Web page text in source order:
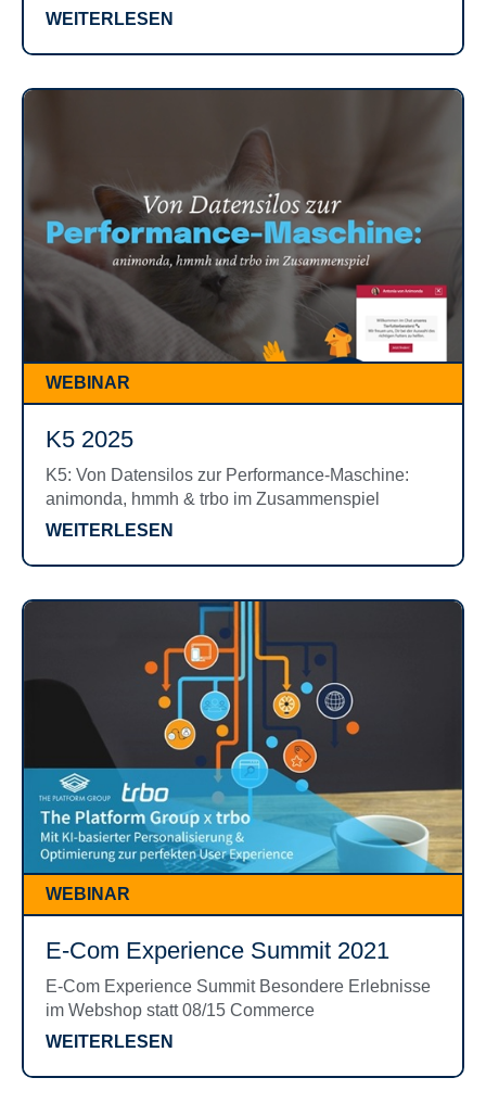
WEITERLESEN
WEBINAR
K5 2025
K5: Von Datensilos zur Performance-Maschine:
animonda, hmmh & trbo im Zusammenspiel
WEITERLESEN
WEBINAR
E-Com Experience Summit 2021
E-Com Experience Summit Besondere Erlebnisse
im Webshop statt 08/15 Commerce
WEITERLESEN